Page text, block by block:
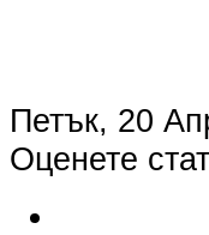
Петък, 20
Оценете